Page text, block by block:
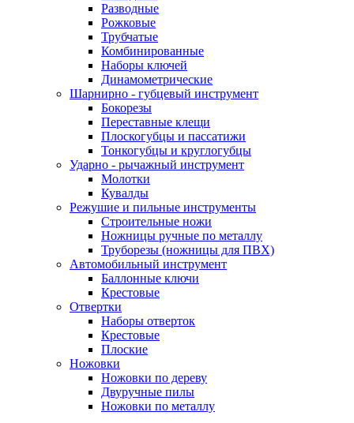
Разводные
Рожковые
Трубчатые
Комбинированные
Наборы ключей
Динамометрические
Шарнирно - губцевый инструмент
Бокорезы
Переставные клещи
Плоскогубцы и пассатижи
Тонкогубцы и круглогубцы
Ударно - рычажный инструмент
Молотки
Кувалды
Режушие и пильные инструменты
Строительные ножи
Ножницы ручные по металлу
Труборезы (ножницы для ПВХ)
Автомобильный инструмент
Баллонные ключи
Крестовые
Отвертки
Наборы отверток
Крестовые
Плоские
Ножовки
Ножовки по дереву
Двуручные пилы
Ножовки по металлу